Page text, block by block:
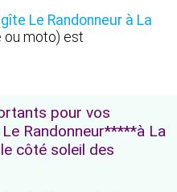
gîte Le Randonneur à La
ou moto) est
pour vos
Randonneur*****à La
côté soleil des